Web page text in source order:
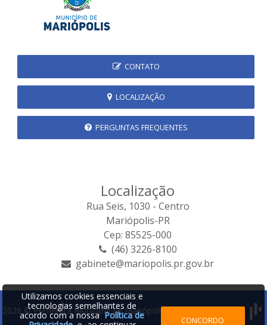
CONTATO
LOCALIZAÇÃO
PERGUNTAS FREQUENTES
Localização
Rua Seis, 1030 - Centro
Mariópolis-PR
Cep: 85525-000
(46) 3226-8100
gabinete@mariopolis.pr.gov.br
2026 © Prefeitura Municipal de Mariópolis | Desenvolvido por:
Utilizamos cookies essenciais e
tecnologias semelhantes de
acordo com a nossaPolítica de
CONCORDO